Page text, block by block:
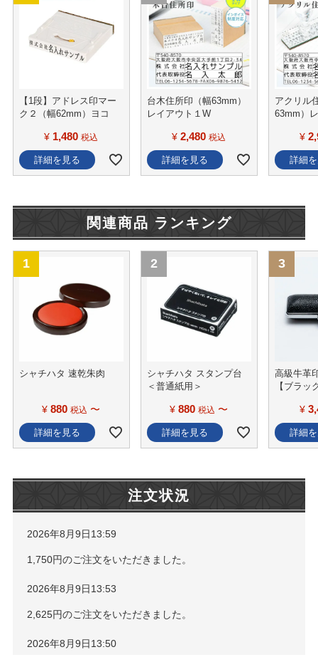
【1段】アドレス印マー
ク２（幅62mm）ヨコ
¥ 1,480 税込
詳細を見る
台木住所印（幅63mm）
レイアウト１W
¥ 2,480 税込
詳細を見る
アクリル
63mm）
¥
詳細
関連商品 ランキング
シャチハタ 速乾朱肉
¥ 880 税込 〜
詳細を見る
シャチハタ スタンプ台
＜普通紙用＞
¥ 880 税込 〜
詳細を見る
高級牛革
【ブラッ
¥
詳細
注文状況
2026年8月9日13:59
1,750円のご注文をいただきました。
2026年8月9日13:53
2,625円のご注文をいただきました。
2026年8月9日13:50